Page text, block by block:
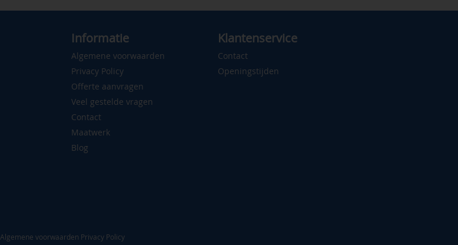
Informatie
Algemene voorwaarden
Privacy Policy
Offerte aanvragen
Veel gestelde vragen
Contact
Maatwerk
Blog
Klantenservice
Contact
Openingstijden
Algemene voorwaarden Privacy Policy